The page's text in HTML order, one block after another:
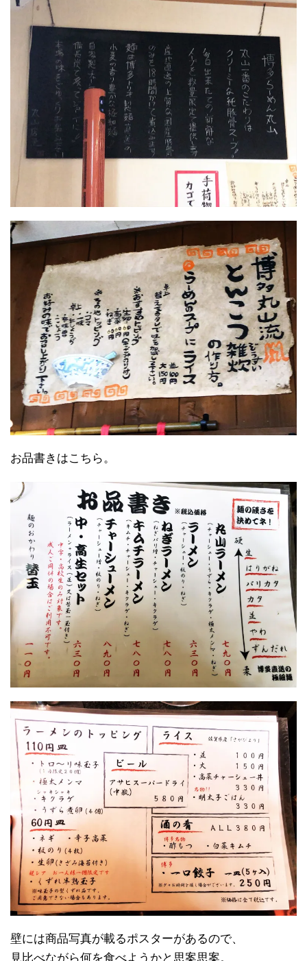
お品書きはこちら。
壁には商品写真が載るポスターがあるので、
見比べながら何を食べようかと思案思案。